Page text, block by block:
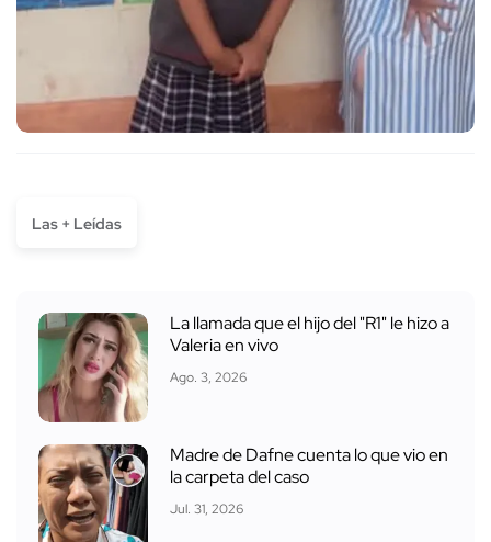
Las + Leídas
La llamada que el hijo del "R1" le hizo a
Valeria en vivo
Ago. 3, 2026
Madre de Dafne cuenta lo que vio en
la carpeta del caso
Jul. 31, 2026